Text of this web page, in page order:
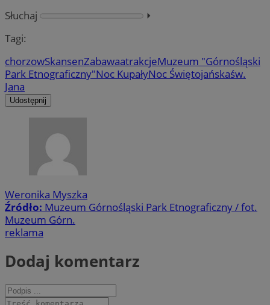
Słuchaj
⏵︎
Tagi:
chorzowSkansenZabawaatrakcjeMuzeum "Górnośląski
Park Etnograficzny"Noc KupałyNoc Świętojańskaśw.
Jana
Udostępnij
Weronika Myszka
Źródło: Muzeum Górnośląski Park Etnograficzny / fot.
Muzeum Górn.
reklama
Dodaj komentarz